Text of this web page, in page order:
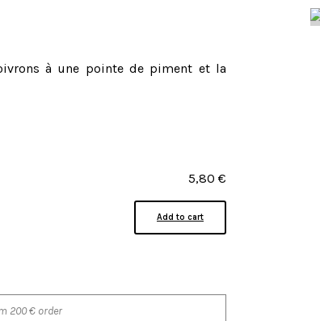
à une pointe de piment et la
5,80 €
Add to cart
200 € order